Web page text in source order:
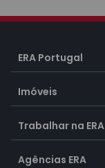
ERA Portugal
Imóveis
Trabalhar na ERA
Agências ERA